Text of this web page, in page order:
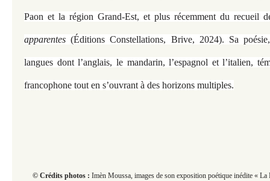
Paon et la région Grand-Est, et plus récemment du recueil
apparentes(Éditions Constellations, Brive, 2024). Sa
langues dont l’anglais, le mandarin, l’espagnol et l’italien,
francophone tout en s’ouvrant à des horizons multiples.
© Crédits photos : Imèn Moussa, images de son exposition poétique inédite « La